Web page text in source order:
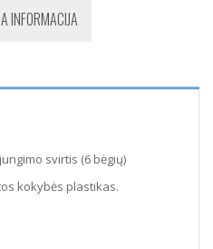
INFORMACIJA
svirtis (6 bėgių)
kokybės plastikas.